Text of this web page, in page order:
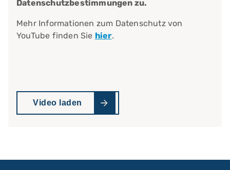
Datenschutzbestimmungen zu.
Mehr Informationen zum Datenschutz von
YouTube finden Sie hier.
Video laden